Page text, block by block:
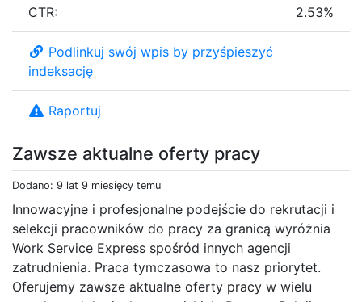
Zawsze aktualne oferty pracy
Dodano: 9 lat 9 miesięcy temu
Innowacyjne i profesjonalne podejście do rekrutacji i
selekcji pracowników do pracy za granicą wyróżnia
Work Service Express spośród innych agencji
zatrudnienia. Praca tymczasowa to nasz priorytet.
Oferujemy zawsze aktualne oferty pracy w wielu
CTR: 2.53%
Podlinkuj swój wpis by przyśpieszyć
indeksację
Raportuj